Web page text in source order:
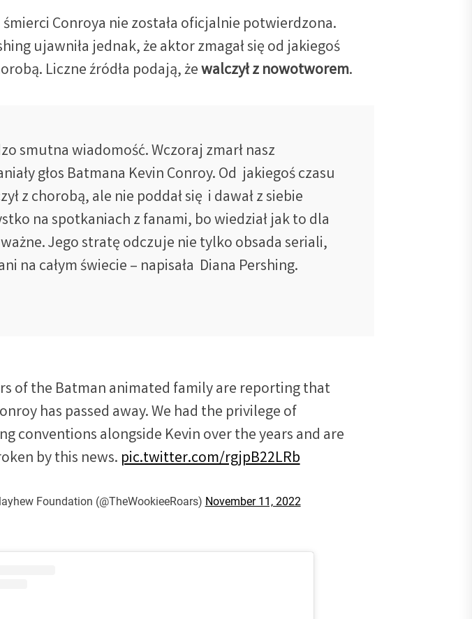
śmierci Conroya nie została oficjalnie potwierdzona.
ujawniła jednak, że aktor zmagał się od jakiegoś
Liczne źródła podają, żewalczył z nowotworem.
smutna wiadomość. Wczoraj zmarł nasz
głos Batmana Kevin Conroy. Od jakiegoś czasu
z chorobą, ale nie poddał się i dawał z siebie
na spotkaniach z fanami, bo wiedział jak to dla
Jego stratę odczuje nie tylko obsada seriali,
na całym świecie – napisała Diana Pershing.
of the Batman animated family are reporting that
has passed away. We had the privilege of
conventions alongside Kevin over the years and are
by this news. pic.twitter.com/rgjpB22LRb
Foundation (@TheWookieeRoars) November 11, 2022